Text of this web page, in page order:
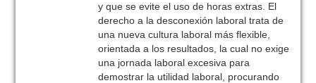
y que se evite el uso de horas extras. El
derecho a la desconexión laboral trata de
una nueva cultura laboral más flexible,
orientada a los resultados, la cual no exige
una jornada laboral excesiva para
demostrar la utilidad laboral, procurando